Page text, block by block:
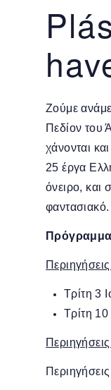
Ζούμε
Πεδίον του
χάνονται
25 έργα
όνειρο, και
φαντασιακό.
Τρίτη 3
Τρίτη